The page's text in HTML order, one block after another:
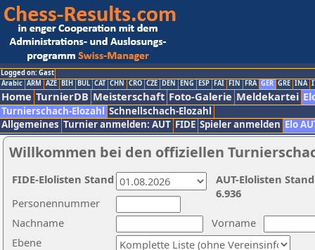
Logged on: Gast
Arabic ARM AZE BIH BUL CAT CHN CRO CZE DEN ENG ESP FAI FIN FRA GER GRE INA
Home TurnierDB Meisterschaft Foto-Galerie Meldekartei
Turnierschach-Elozahl Schnellschach-Elozahl
Allgemeines Turnier anmelden: AUT FIDE Spieler anmelden Elo
Willkommen bei den offiziellen
Nachname
Vorname
Ebene
Personennummer
AUT-Elolisten
6.936
FIDE-Elolisten Stand